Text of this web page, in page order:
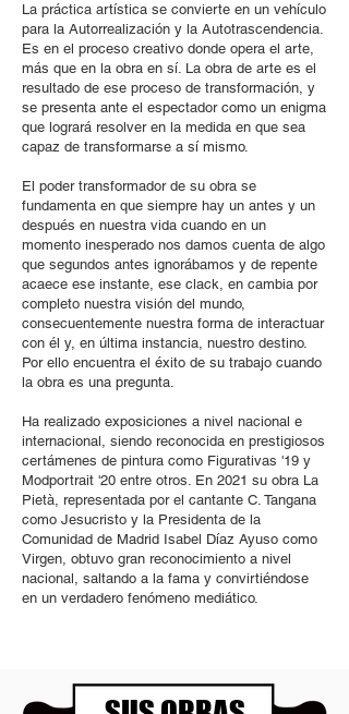
La práctica artística se convierte en un vehículo
para la Autorrealización y la Autotrascendencia.
Es en el proceso creativo donde opera el arte,
más que en la obra en sí. La obra de arte es el
resultado de ese proceso de transformación, y
se presenta ante el espectador como un enigma
que logrará resolver en la medida en que sea
capaz de transformarse a sí mismo.
El poder transformador de su obra se
fundamenta en que siempre hay un antes y un
después en nuestra vida cuando en un
momento inesperado nos damos cuenta de algo
que segundos antes ignorábamos y de repente
acaece ese instante, ese clack, en cambia por
completo nuestra visión del mundo,
consecuentemente nuestra forma de interactuar
con él y, en última instancia, nuestro destino.
Por ello encuentra el éxito de su trabajo cuando
la obra es una pregunta.
Ha realizado exposiciones a nivel nacional e
internacional, siendo reconocida en prestigiosos
certámenes de pintura como Figurativas '19 y
Modportrait '20 entre otros. En 2021 su obra La
Pietà, representada por el cantante C. Tangana
como Jesucristo y la Presidenta de la
Comunidad de Madrid Isabel Díaz Ayuso como
Virgen, obtuvo gran reconocimiento a nivel
nacional, saltando a la fama y convirtiéndose
en un verdadero fenómeno mediático.